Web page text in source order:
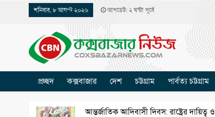
শনিবার, ৮ আগস্ট ২০২৬ আপডেট: ২ ঘন্টা পূর্বে
প্রচ্ছদ কক্সবাজার দেশ চট্টগ্রাম পার্বত্য চট্টগ্রাম
আন্তর্জাতিক আদিবাসী দিবস: রাষ্ট্রের দায়িত্ব ও